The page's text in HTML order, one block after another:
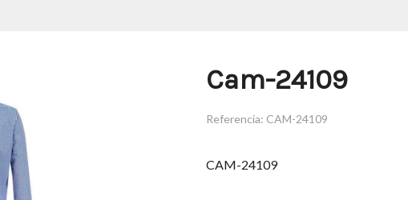
Cam-24109
Referencia: CAM-24109
CAM-24109